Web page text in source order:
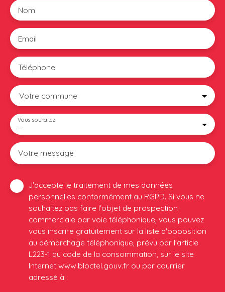
Nom
Email
Téléphone
Votre commune
-
Vous souhaitez
Votre message
J'accepte le traitement de mes données
personnelles conformément au RGPD. Si vous ne
souhaitez pas faire l'objet de prospection
commerciale par voie téléphonique, vous pouvez
vous inscrire gratuitement sur la liste d'opposition
au démarchage téléphonique, prévu par l'article
L223-1 du code de la consommation, sur le site
Internet www.bloctel.gouv.fr ou par courrier
adressé à :